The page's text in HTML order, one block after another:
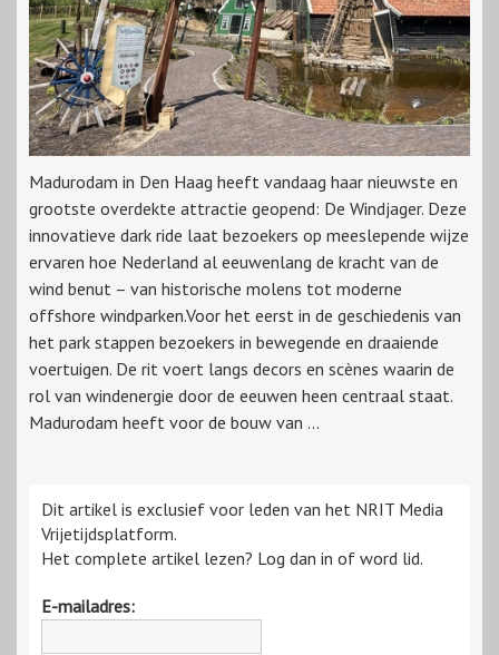
Madurodam in Den Haag heeft vandaag haar nieuwste en
grootste overdekte attractie geopend: De Windjager. Deze
innovatieve dark ride laat bezoekers op meeslepende wijze
ervaren hoe Nederland al eeuwenlang de kracht van de
wind benut – van historische molens tot moderne
offshore windparken.Voor het eerst in de geschiedenis van
het park stappen bezoekers in bewegende en draaiende
voertuigen. De rit voert langs decors en scènes waarin de
rol van windenergie door de eeuwen heen centraal staat.
Madurodam heeft voor de bouw van ...
Dit artikel is exclusief voor leden van het NRIT Media
Vrijetijdsplatform.
Het complete artikel lezen? Log dan in of word lid.
E-mailadres: